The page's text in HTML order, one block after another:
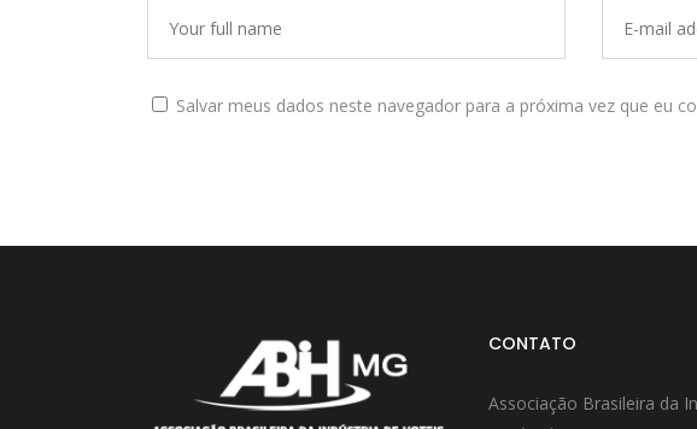
Salvar meus dados neste navegador para a próxima vez que eu
CONTATO
Associação Brasileira da